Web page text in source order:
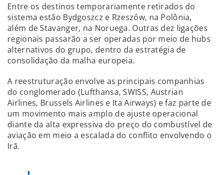
Entre os destinos temporariamente retirados do
sistema estão Bydgoszcz e Rzeszów, na Polônia,
além de Stavanger, na Noruega. Outras dez ligações
regionais passarão a ser operadas por meio de hubs
alternativos do grupo, dentro da estratégia de
consolidação da malha europeia.
A reestruturação envolve as principais companhias
do conglomerado (Lufthansa, SWISS, Austrian
Airlines, Brussels Airlines e Ita Airways) e faz parte de
um movimento mais amplo de ajuste operacional
diante da alta expressiva do preço do combustível de
aviação em meio a escalada do conflito envolvendo o
Irã.